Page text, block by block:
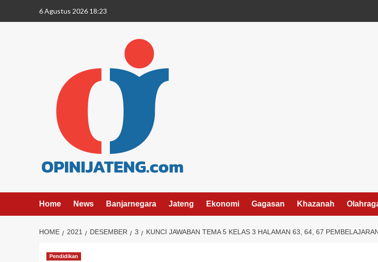
6 Agustus 2026 18:23
Home News Banjarnegara Jateng Ekonomi Gagasan Khazanah
HOME 2021 DESEMBER 3 KUNCI JAWABAN TEMA 5 KELAS 3 HALAMAN 63, 64, 67
Pendidikan